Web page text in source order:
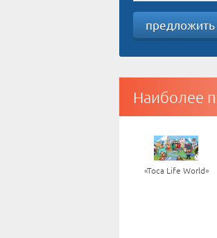
Наиболее
«Toca Life World»